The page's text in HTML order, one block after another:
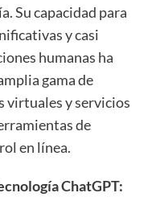
Su capacidad para
y casi
humanas ha
gama de
virtuales y servicios
de
en línea.
ChatGPT: